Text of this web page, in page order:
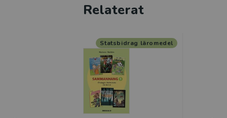
Relaterat
Statsbidrag läromedel